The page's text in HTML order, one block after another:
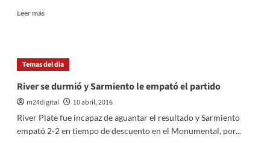
0
Leer másLeer
volvió
al
frente
a
Olimpo
Temas del dia
River se durmió y Sarmiento le empató el partido
m24digital
10 abril, 2016
River Plate fue incapaz de aguantar el resultado y Sarmiento
empató 2-2 en tiempo de descuento en el Monumental, por...